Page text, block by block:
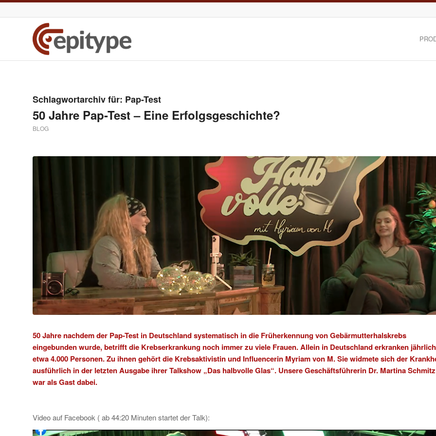
Schlagwortarchiv für: Pap-Test
50 Jahre Pap-Test – Eine Erfolgsgeschichte?
BLOG
50 Jahre nachdem der Pap-Test in Deutschland systematisch in die Früherkennung vonGebärmutterhalskrebs
eingebunden wurde, betrifft die Krebserkrankung noch immer zu viele Frauen. Allein in Deutschland erkranken jährlich
etwa 4.000 Personen. Zu ihnen gehört die Krebsaktivistin und Influencerin Myriam von M. Sie widmete sich der
ausführlich in der letzten Ausgabe ihrer Talkshow „Das halbvolle Glas“. Unsere Geschäftsführerin Dr. Martina Schmitz
war als Gast dabei.
Video auf Facebook ( ab 44:20 Minuten startet der Talk):